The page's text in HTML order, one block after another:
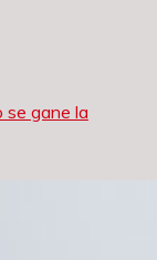
se gane la